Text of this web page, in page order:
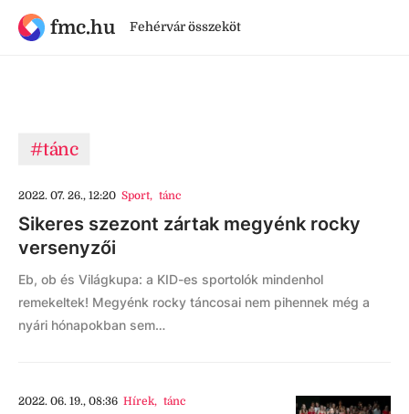
fmc.hu Fehérvár összeköt
#tánc
2022. 07. 26., 12:20 Sport, tánc
Sikeres szezont zártak megyénk rocky
versenyzői
Eb, ob és Világkupa: a KID-es sportolók mindenhol
remekeltek! Megyénk rocky táncosai nem pihennek még a
nyári hónapokban sem…
2022. 06. 19., 08:36 Hírek, tánc